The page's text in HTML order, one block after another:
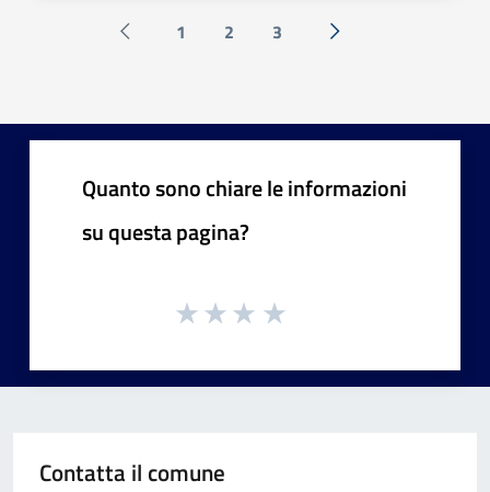
Pagina precedente
1 2 3 Successiva »
Quanto sono chiare le informazioni
su questa pagina?
Contatta il comune